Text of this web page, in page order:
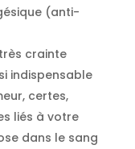
(anti-
crainte
indispensable
certes,
liés à votre
dans le sang